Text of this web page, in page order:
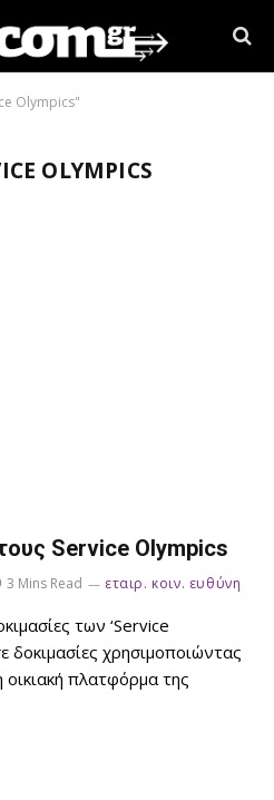
Olympics"
OLYMPICS
Service Olympics
3 Mins Read εταιρ. κοιν. ευθύνη
των ‘Service
δοκιμασίες χρησιμοποιώντας
πλατφόρμα της